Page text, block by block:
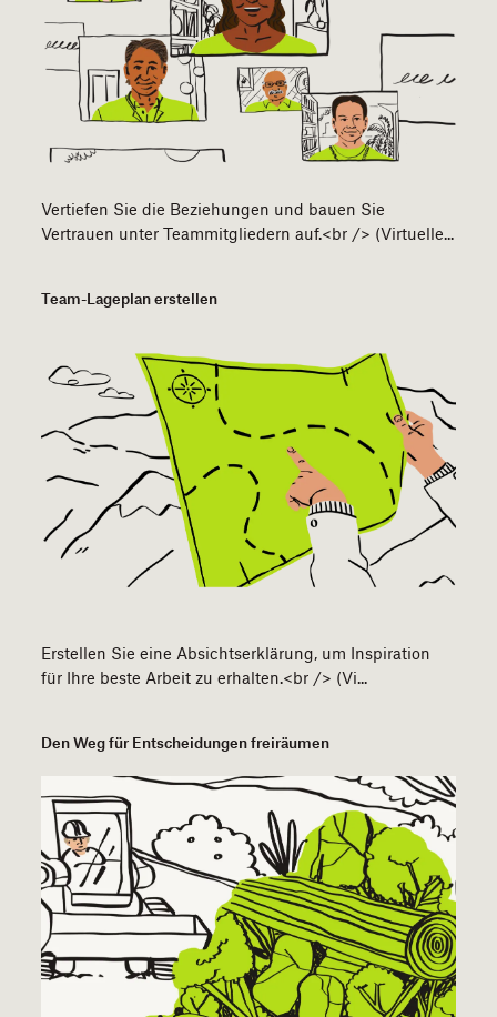
Vertiefen Sie die Beziehungen und bauen Sie
Vertrauen unter Teammitgliedern auf.<br /> (Virtuelle...
Team-Lageplan erstellen
Erstellen Sie eine Absichtserklärung, um Inspiration
für Ihre beste Arbeit zu erhalten.<br /> (Vi...
Den Weg für Entscheidungen freiräumen